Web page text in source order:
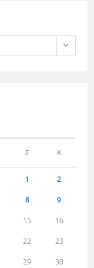
Σ Κ
1 2
8 9
15 16
22 23
29 30